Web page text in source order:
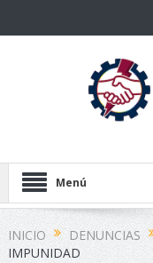
Menú
INICIO DENUNCIAS
IMPUNIDAD